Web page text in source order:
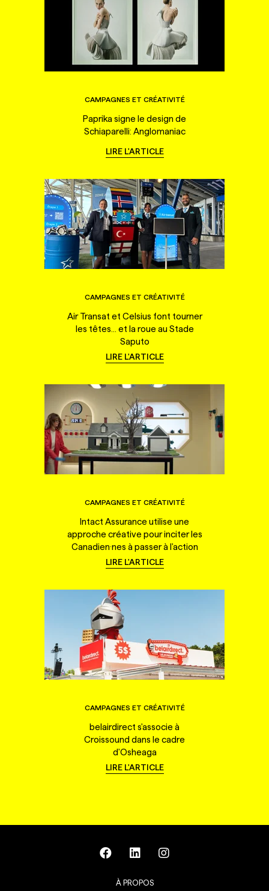
CAMPAGNES ET CRÉATIVITÉ
Paprika signe le design de
Schiaparelli: Anglomaniac
LIRE L'ARTICLE
CAMPAGNES ET CRÉATIVITÉ
Air Transat et Celsius font tourner
les têtes... et la roue au Stade
Saputo
LIRE L'ARTICLE
CAMPAGNES ET CRÉATIVITÉ
Intact Assurance utilise une
approche créative pour inciter les
Canadien·nes à passer à l'action
LIRE L'ARTICLE
CAMPAGNES ET CRÉATIVITÉ
belairdirect s'associe à
Croissound dans le cadre
d'Osheaga
LIRE L'ARTICLE
À PROPOS